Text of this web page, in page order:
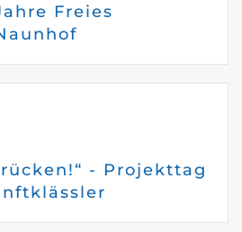
Freies
- Projekttag